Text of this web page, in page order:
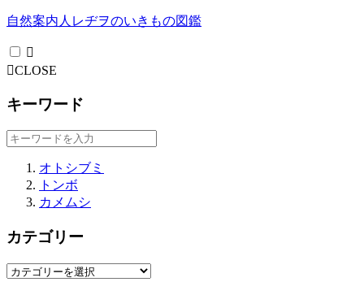
自然案内人レヂヲのいきもの図鑑
CLOSE
キーワード
オトシブミ
トンボ
カメムシ
カテゴリー